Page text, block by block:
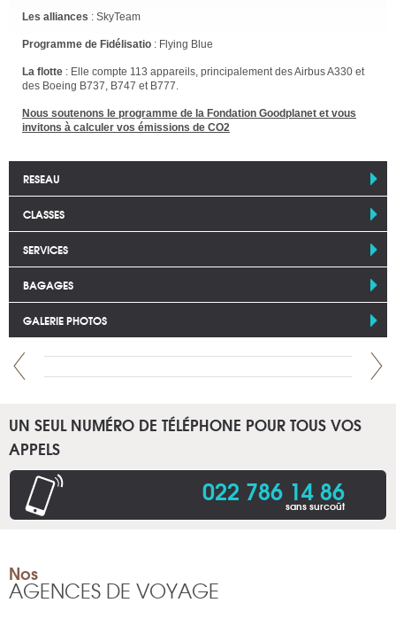
Les alliances : SkyTeam
Programme de Fidélisatio : Flying Blue
La flotte : Elle compte 113 appareils, principalement des Airbus A330 et
des Boeing B737, B747 et B777.
Nous soutenons le programme de la Fondation Goodplanet et vous
invitons à calculer vos émissions de CO2
RESEAU
CLASSES
SERVICES
BAGAGES
GALERIE PHOTOS
UN SEUL NUMÉRO DE TÉLÉPHONE POUR TOUS VOS
APPELS
022 786 14 86
sans surcoût
Nos
AGENCES DE VOYAGE